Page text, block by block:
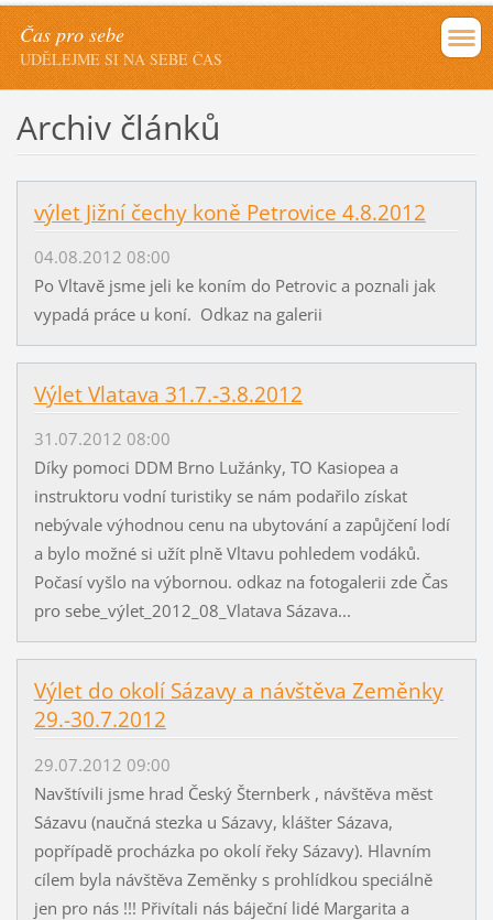
Čas pro sebe
UDĚLEJME SI NA SEBE ČAS
Archiv článků
výlet Jižní čechy koně Petrovice 4.8.2012
04.08.2012 08:00
Po Vltavě jsme jeli ke koním do Petrovic a poznali jak
vypadá práce u koní. Odkaz na galerii
Výlet Vlatava 31.7.-3.8.2012
31.07.2012 08:00
Díky pomoci DDM Brno Lužánky, TO Kasiopea a
instruktoru vodní turistiky se nám podařilo získat
nebývale výhodnou cenu na ubytování a zapůjčení lodí
a bylo možné si užít plně Vltavu pohledem vodáků.
Počasí vyšlo na výbornou. odkaz na fotogalerii zde Čas
pro sebe_výlet_2012_08_Vlatava Sázava...
Výlet do okolí Sázavy a návštěva Zeměnky
29.-30.7.2012
29.07.2012 09:00
Navštívili jsme hrad Český Šternberk , návštěva měst
Sázavu (naučná stezka u Sázavy, klášter Sázava,
popřípadě procházka po okolí řeky Sázavy). Hlavním
cílem byla návštěva Zeměnky s prohlídkou speciálně
jen pro nás !!! Přivítali nás báječní lidé Margarita a